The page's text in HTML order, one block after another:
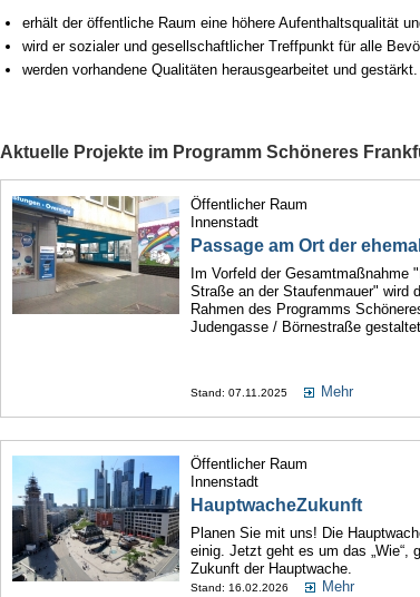
erhält der öffentliche Raum eine höhere Aufenthaltsqualität
wird er sozialer und gesellschaftlicher Treffpunkt für alle
werden vorhandene Qualitäten herausgearbeitet und gestärkt.
Aktuelle Projekte im Programm Schöneres
Öffentlicher Raum
Innenstadt
Passage am Ort der
Im Vorfeld der Gesamtmaßnahme
Straße an der Staufenmauer" wird
Rahmen des Programms
Judengasse / Börnestraße gestaltet.
Stand: 07.11.2025 Mehr
Öffentlicher Raum
Innenstadt
HauptwacheZukunft
Planen Sie mit uns! Die
einig. Jetzt geht es um das „Wie“,
Zukunft der Hauptwache.
Stand: 16.02.2026 Mehr